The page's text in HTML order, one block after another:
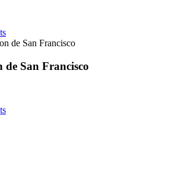
de San Francisco
San Francisco